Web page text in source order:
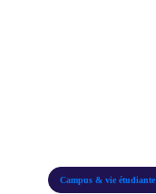
Campus & vie étudiante